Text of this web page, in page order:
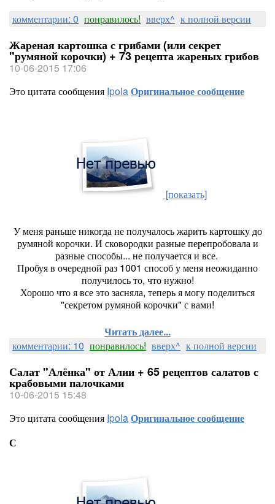
комментарии: 0 понравилось! вверх^ к полной версии
Жареная картошка с грибами (или секрет
"румяной корочки) + 73 рецепта жареных грибов
10-06-2015 17:06
Это цитата сообщения IpolaОригинальное сообщение
[показать]
У меня раньше никогда не получалось жарить картошку до
румяной корочки. И сковородки разные перепробовала и
разные способы... не получается и все.
Пробуя в очередной раз 1001 способ у меня неожиданно
получилось то, что нужно!
Хорошо что я все это засняла, теперь я могу поделиться
"секретом румяной корочки" с вами!
Читать далее...
комментарии: 10 понравилось! вверх^ к полной версии
Салат "Алёнка" от Алии + 65 рецептов салатов с
крабовыми палочками
10-06-2015 15:48
Это цитата сообщения IpolaОригинальное сообщение
С